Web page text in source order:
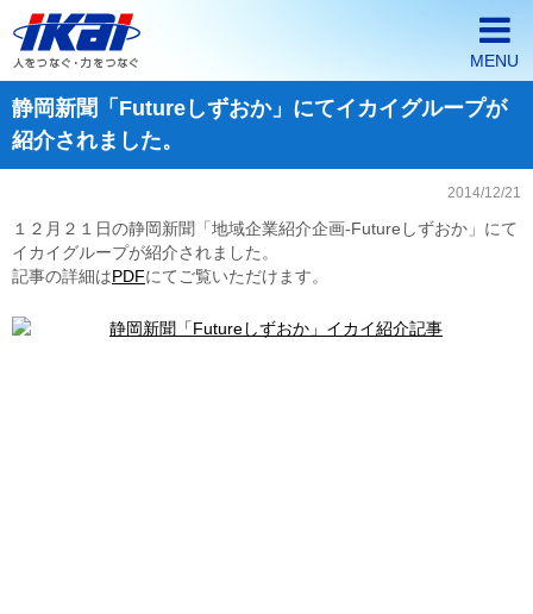
MENU
ホーム
イカイが選ばれる3つの理由
会社案内
派遣・契約社員採用情報
正社員採用情報
静岡新聞「Futureしずおか」にてイカイグループが
紹介されました。
2014/12/21
１２月２１日の静岡新聞「地域企業紹介企画-Futureしずおか」にて
イカイグループが紹介されました。
記事の詳細はPDFにてご覧いただけます。